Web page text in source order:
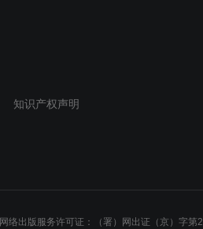
知识产权声明
网络出版服务许可证：（署）网出证（京）字第